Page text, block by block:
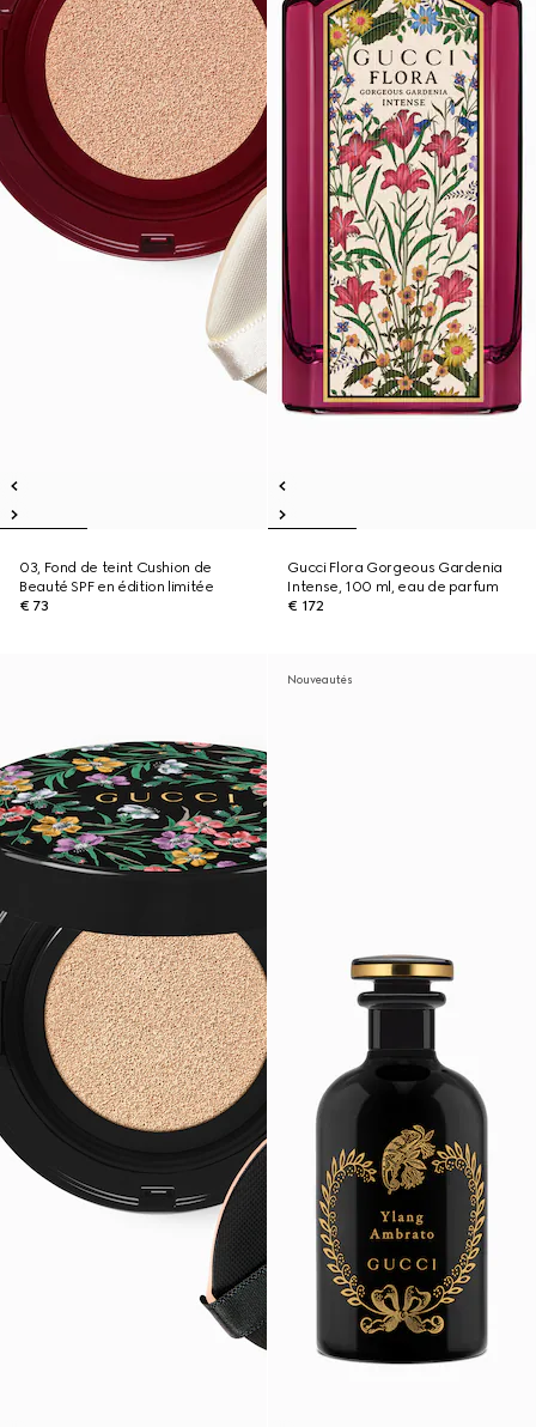
03, Fond de teint Cushion de
Beauté SPF en édition limitée
€ 73
Gucci Flora Gorgeous Gardenia
Intense, 100 ml, eau de parfum
€ 172
Nouveautés